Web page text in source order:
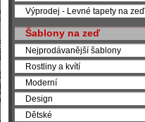
Výprodej - Levné tapety na zeď
Šablony na zeď
Nejprodávanější šablony
Rostliny a kvítí
Moderní
Design
Dětské